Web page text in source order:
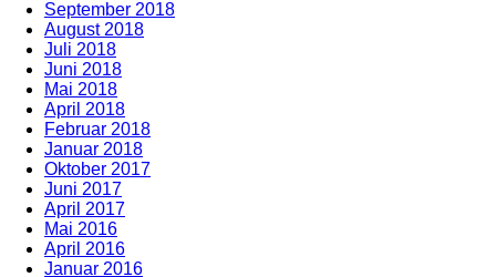
September 2018
August 2018
Juli 2018
Juni 2018
Mai 2018
April 2018
Februar 2018
Januar 2018
Oktober 2017
Juni 2017
April 2017
Mai 2016
April 2016
Januar 2016